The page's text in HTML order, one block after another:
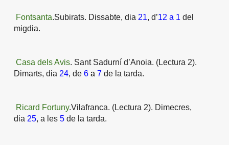
Fontsanta.Subirats. Dissabte, dia 21, d’12 a 1 del
migdia.
Casa dels Avis. Sant Sadurní d’Anoia. (Lectura 2).
Dimarts, dia 24, de 6a 7de la tarda.
Ricard Fortuny.Vilafranca. (Lectura 2). Dimecres,
dia 25, a les 5de la tarda.